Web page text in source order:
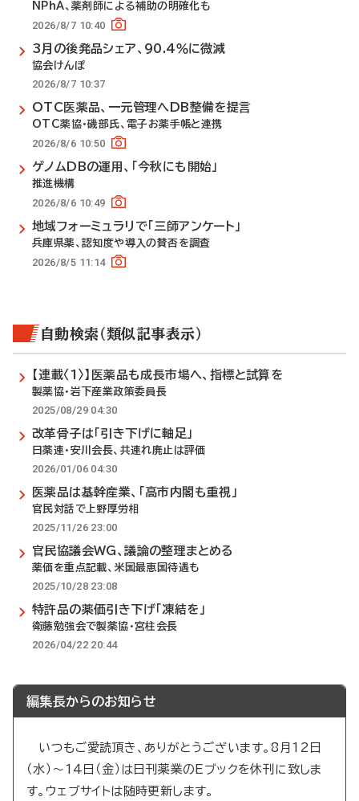
NPhA、薬剤師による補助の明確化も
2026/8/7 10:40
3月の後発品シェア、90.4％に微減
協会けんぽ
2026/8/7 10:37
OTC医薬品、一元管理へDB整備を提言
OTC薬協・磯部氏、電子お薬手帳と連携
2026/8/6 10:50
ゲノムDBの運用、「今秋にも開始」
推進機構
2026/8/6 10:49
地域フォーミュラリで「三師アンケート」
兵庫県薬、認知度や導入の賛否を調査
2026/8/5 11:14
自動検索（類似記事表示）
【連載〈1〉】医薬品も成長市場へ、指標と試算を
製薬協・岩下産業政策委員長
2025/08/29 04:30
改革骨子は「引き下げに軸足」
日薬連・安川会長、共連れ廃止は評価
2026/01/06 04:30
医薬品は基幹産業、「高市内閣も重視」
官民対話で上野厚労相
2025/11/26 23:00
官民協議会WG、議論の整理まとめる
薬価を重点記載、米国最恵国待遇も
2025/10/28 23:08
特許品の薬価引き下げ「凍結を」
衛藤勉強会で製薬協・宮柱会長
2026/04/22 20:44
編集長からのお知らせ
いつもご愛読頂き、ありがとうございます。8月12日
（水）～14日（金）は日刊薬業のEブックを休刊に致しま
す。ウェブサイトは随時更新します。